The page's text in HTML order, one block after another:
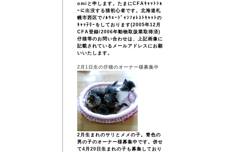
omiと申します。たまにCFAｷｬｯﾄｼｮ
ｰに出没する猫初心者です。北海道札
幌市西区でﾉﾙｳｪｰｼﾞｬﾝﾌｫﾚｽﾄｷｬｯﾄの
ｷｬｯﾃﾘｰをしております(2005年12月
CFA登録/2006年動物取扱業取得済)
仔猫等のお問い合わせは、上記画像に
記載されているメールアドレスにお願
いいたします。
2月1日生の仔猫のオーナー様募集中
2月生まれのサリとメメの子。青色の
男の子のオーナー様募集中です。併せ
て4月20日生まれの子も募集しており